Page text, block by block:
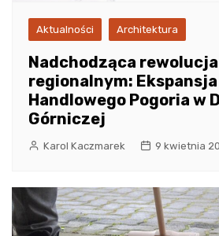
Aktualności Architektura
Nadchodząca
regionalnym:
Handlowego Pogoria w
Górniczej
Karol Kaczmarek 9 kwietnia